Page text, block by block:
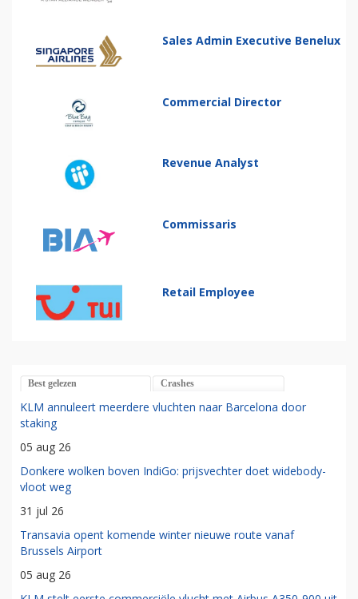
Sales Admin Executive Benelux
Commercial Director
Revenue Analyst
Commissaris
Retail Employee
Best gelezen Crashes
KLM annuleert meerdere vluchten naar Barcelona door
staking
05 aug 26
Donkere wolken boven IndiGo: prijsvechter doet widebody-
vloot weg
31 jul 26
Transavia opent komende winter nieuwe route vanaf
Brussels Airport
05 aug 26